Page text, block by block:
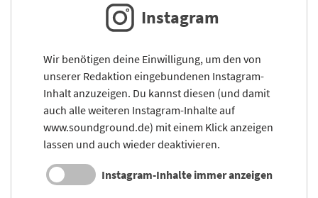
Instagram
Wir benötigen deine Einwilligung, um den von
unserer Redaktion eingebundenen Instagram-
Inhalt anzuzeigen. Du kannst diesen (und damit
auch alle weiteren Instagram-Inhalte auf
www.soundground.de) mit einem Klick anzeigen
lassen und auch wieder deaktivieren.
Instagram-Inhalte immer anzeigen